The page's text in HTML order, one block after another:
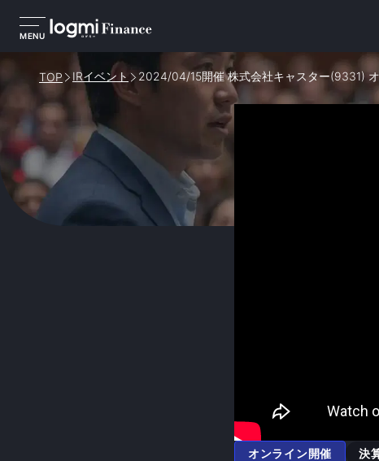
MENU
TOP IRイベント 2024/04/15開催 株式会社キャスター(9331)
オンライン開催 決